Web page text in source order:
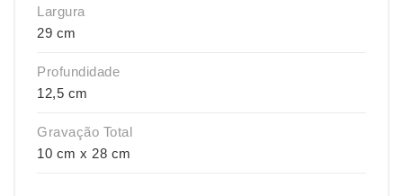
Largura
29 cm
Profundidade
12,5 cm
Gravação Total
10 cm x 28 cm